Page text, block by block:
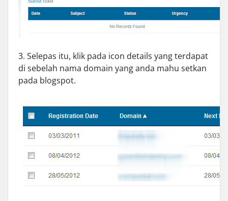
3. Selepas itu, klik pada icon details yang terdapat
di sebelah nama domain yang anda mahu setkan
pada blogspot.